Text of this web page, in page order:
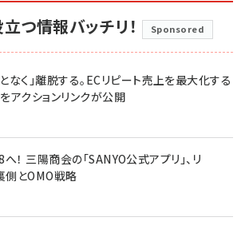
つ情報バッチリ！ Sponsored
なく」離脱する。ECリピート売上を最大化する
アクションリンクが公開
三陽商会の「SANYO公式アプリ」、リ
側とOMO戦略